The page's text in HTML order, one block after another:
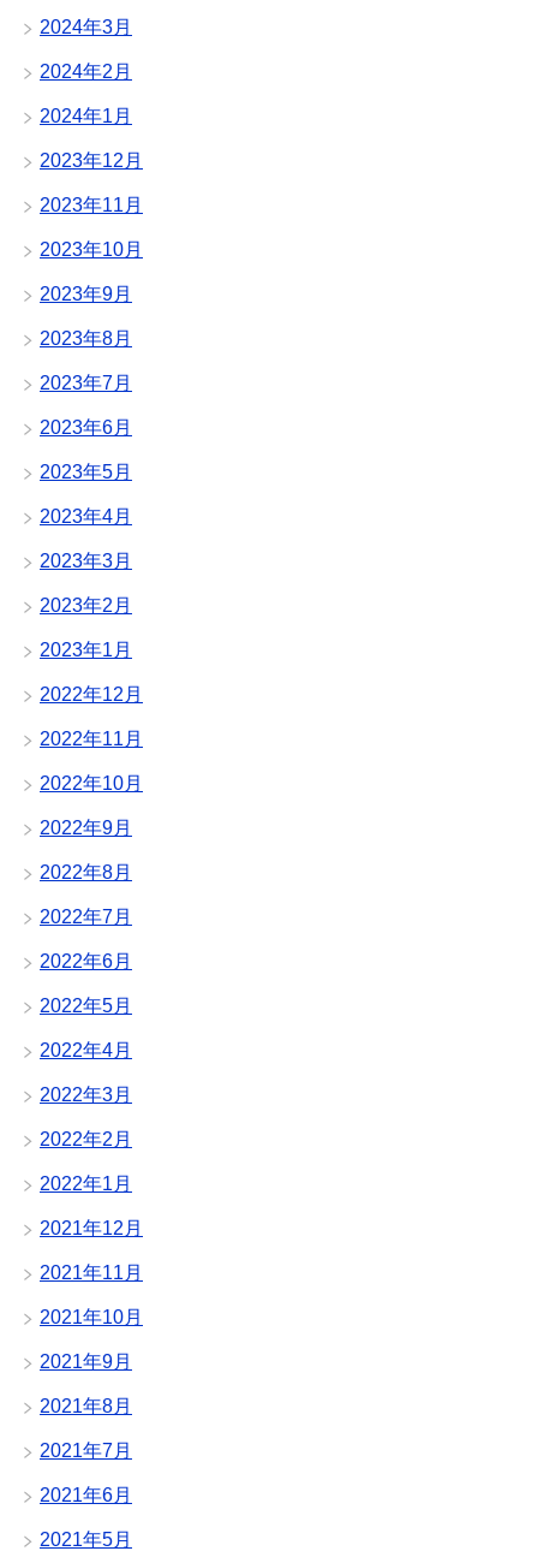
2024年3月
2024年2月
2024年1月
2023年12月
2023年11月
2023年10月
2023年9月
2023年8月
2023年7月
2023年6月
2023年5月
2023年4月
2023年3月
2023年2月
2023年1月
2022年12月
2022年11月
2022年10月
2022年9月
2022年8月
2022年7月
2022年6月
2022年5月
2022年4月
2022年3月
2022年2月
2022年1月
2021年12月
2021年11月
2021年10月
2021年9月
2021年8月
2021年7月
2021年6月
2021年5月